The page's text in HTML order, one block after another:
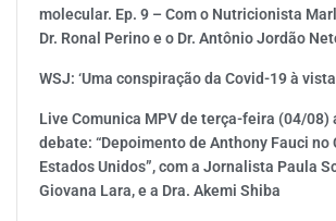
molecular. Ep. 9 – Com o Nutricionista
Dr. Ronal Perino e o Dr. Antônio Jordão
WSJ: ‘Uma conspiração da Covid-19 à
Live Comunica MPV de terça-feira (04/08)
debate: “Depoimento de Anthony Fauci no
Estados Unidos”, com a Jornalista Paula
Giovana Lara, e a Dra. Akemi Shiba